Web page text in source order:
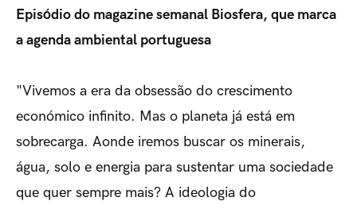
Episódio do magazine semanal Biosfera, que marca
a agenda ambiental portuguesa
"Vivemos a era da obsessão do crescimento
económico infinito. Mas o planeta já está em
sobrecarga. Aonde iremos buscar os minerais,
água, solo e energia para sustentar uma sociedade
que quer sempre mais? A ideologia do